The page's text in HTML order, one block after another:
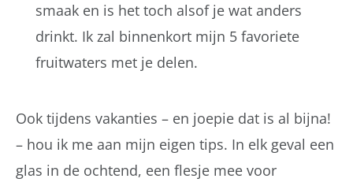
smaak en is het toch alsof je wat anders
drinkt. Ik zal binnenkort mijn 5 favoriete
fruitwaters met je delen.
Ook tijdens vakanties – en joepie dat is al bijna!
– hou ik me aan mijn eigen tips. In elk geval een
glas in de ochtend, een flesje mee voor